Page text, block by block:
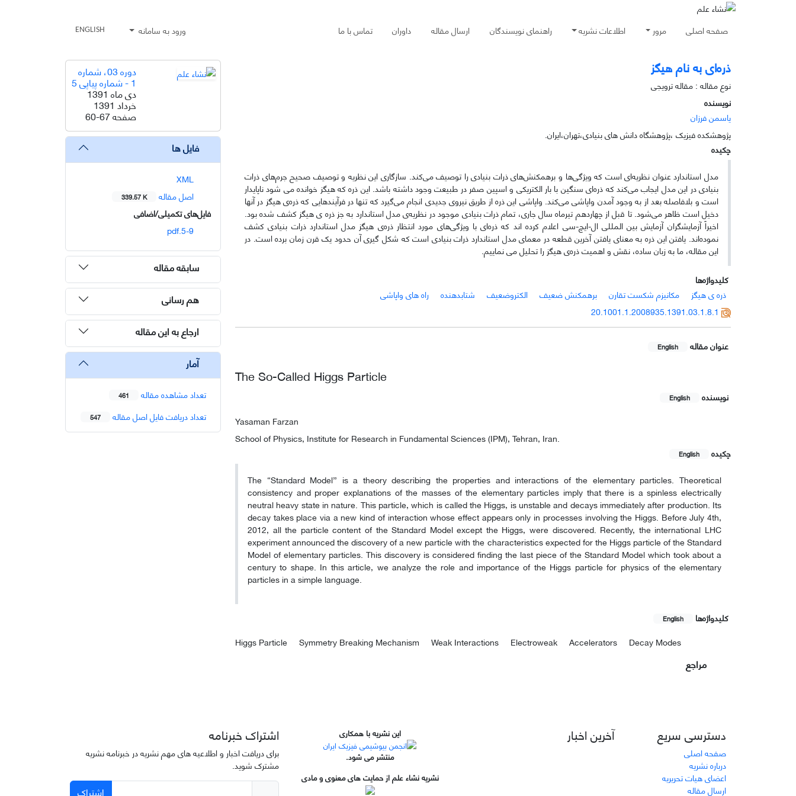
صفحه اصلی مرور اطلاعات نشریه راهنمای نویسندگان ارسال مقاله داوران تماس با ما ورود به سامانه ENGLISH
ذره‌ای به نام هیگز
نوع مقاله : مقاله ترویجی
نویسنده
یاسمن فرزان
پژوهشکده فیزیک ،پژوهشگاه دانش های بنیادی،تهران،ایران.
چکیده
مدل استاندارد عنوان نظریه‌ای است که ویژگی‌ها و برهمکنش‌های ذرات بنیادی را توصیف می‌کند. سازگاری این نظریه و توصیف صحیح جرم‌های ذرات
بنیادی در این مدل ایجاب می‌کند که ذره‌ای سنگین با بار الکتریکی و اسپین صفر در طبیعت وجود داشته باشد. این ذره که هیگز خوانده می شود ناپایدار
است و بلافاصله بعد از به وجود آمدن واپاشی می‌کند. واپاشی این ذره از طریق نیروی جدیدی انجام می‌گیرد که تنها در فرآیندهایی که ذره‌ی هیگز در آنها
دخیل است ظاهر می‌شود. تا قبل از چهاردهم تیرماه سال جاری، تمام ذرات بنیادی موجود در نظریه‌ی مدل استاندارد به جز ذره ی هیگز کشف شده بود.
اخیراً آزمایشگران آزمایش بین المللی ال-ایچ-سی اعلام کرده اند که ذره‌ای با ویژگی‌های مورد انتظار ذره‌ی هیگز مدل استاندارد ذرات بنیادی کشف
نموده‌اند. یافتن این ذره به معنای یافتن آخرین قطعه در معمای مدل استاندارد ذرات بنیادی است که شکل گیری آن حدود یک قرن زمان برده است. در
این مقاله، ما به زبان ساده، نقش و اهمیت ذره‌ی هیگز را تحلیل می نماییم.
کلیدواژه‌ها
ذره ی هیگز
مکانیزم شکست تقارن برهمکنش ضعیف الکتروضعیف شتابدهنده
راه های واپاشی
20.1001.1.2008935.1391.03.1.8.1
عنوان مقاله English
The So-Called Higgs Particle
نویسنده English
Yasaman Farzan
School of Physics, Institute for Research in Fundamental Sciences (IPM), Tehran, Iran.
چکیده
English
The “Standard Model’’ is a theory describing the properties and interactions of the elementary particles. Theoretical
consistency and proper explanations of the masses of the elementary particles imply that there is a spinless electrically
neutral heavy state in nature. This particle, which is called the Higgs, is unstable and decays immediately after production. Its
decay takes place via a new kind of interaction whose effect appears only in processes involving the Higgs. Before July 4th,
2012, all the particle content of the Standard Model except the Higgs, were discovered. Recently, the international LHC
experiment announced the discovery of a new particle with the characteristics expected for the Higgs particle of the Standard
Model of elementary particles. This discovery is considered finding the last piece of the Standard Model which took about a
century to shape. In this article, we analyze the role and importance of the Higgs particle for physics of the elementary
particles in a simple language.
کلیدواژه‌ها English
Higgs Particle Symmetry Breaking Mechanism Weak Interactions Electroweak Accelerators Decay Modes
مراجع
دوره 03، شماره
1 - شماره پیاپی 5
دی ماه 1391
خرداد 1391
صفحه60-67
فایل ها
XML
اصل مقاله
339.57 K
فایل‌های تکمیلی/اضافی
5-9.pdf
سابقه مقاله
هم رسانی
ارجاع به این مقاله
آمار
تعداد مشاهده مقاله 461
تعداد دریافت فایل اصل مقاله 547
دسترسی سریع
صفحه اصلی
درباره نشریه
اعضای هیات تحریریه
ارسال مقاله
آخرین اخبار
این نشریه با همکاری
منتشر می شود.
نشریه نشاء علم از حمایت های معنوی و مادی
اشتراک خبرنامه
برای دریافت اخبار و اطلاعیه های مهم نشریه در خبرنامه نشریه
مشترک شوید.
اشتراک